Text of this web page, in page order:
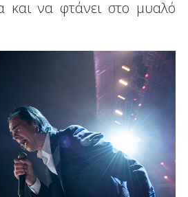
και να φτάνει στο μυαλό